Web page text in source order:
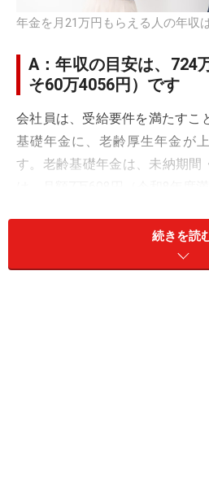
年金を月21万円もらえる人の年収
A：年収の目安は、724
そ60万4056円）です
会社員は、受給要件を満たすこ
基礎年金に、老齢厚生年金が
す。老齢基礎年金は、未納期間
老齢厚生年金の受給額は、現役
ど）と厚生年金加入期間によっ
れます。
続きを読